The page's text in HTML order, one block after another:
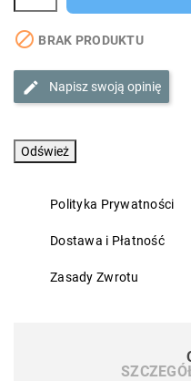
 BRAK PRODUKTU
Napisz swoją opinię
Polityka Prywatności
Dostawa i Płatność
Zasady Zwrotu